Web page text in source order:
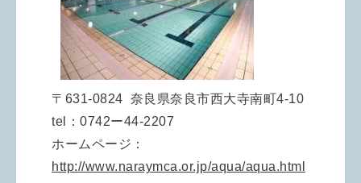
〒631-0824 奈良県奈良市西大寺南町4-10
tel：0742ー44-2207
ホームページ：
http://www.naraymca.or.jp/aqua/aqua.html